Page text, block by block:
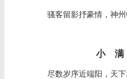
骚客留影抒豪情，神州
小 满
尽数岁序近端阳，天下